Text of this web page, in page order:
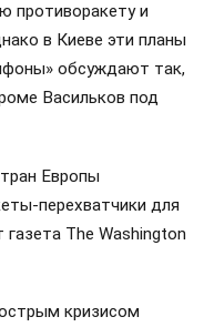
противоракету и
в Киеве эти планы
обсуждают так,
Васильков под
Европы
перехватчики для
The Washington
кризисом